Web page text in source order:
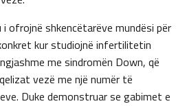
ofrojnë shkencëtarëve mundësi për
kur studiojnë infertilitetin
me sindromën Down, që
vezë me një numër të
Duke demonstruar se gabimet e